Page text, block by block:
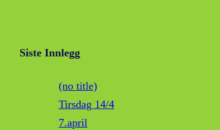
Siste Innlegg
(no title)
Tirsdag 14/4
7.april